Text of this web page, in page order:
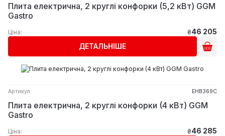
Плита електрична, 2 круглі конфорки (5,2 кВт) GGM
Gastro
Ціна: ₴46 205
ДЕТАЛЬНІШЕ
Артикул: EHB369C
Плита електрична, 2 круглі конфорки (4 кВт) GGM
Gastro
Ціна: ₴46 285